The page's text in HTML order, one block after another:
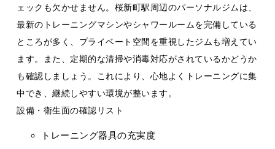
ェックも欠かせません。桜新町駅周辺のパーソナルジムは、
最新のトレーニングマシンやシャワールームを完備している
ところが多く、プライベート空間を重視したジムも増えてい
ます。また、定期的な清掃や消毒対応がされているかどうか
も確認しましょう。これにより、心地よくトレーニングに集
中でき、継続しやすい環境が整います。
設備・衛生面の確認リスト
トレーニング器具の充実度